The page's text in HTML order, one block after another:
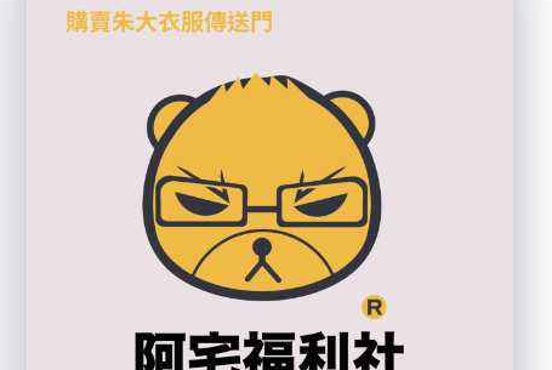
購賣朱大衣服傳送門